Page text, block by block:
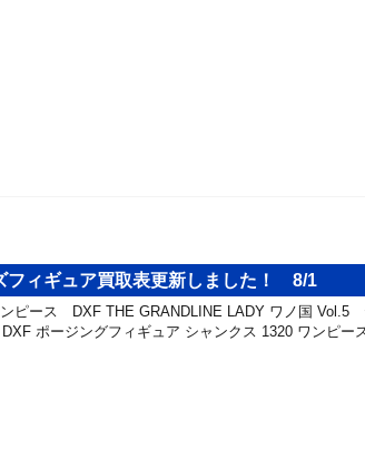
フィギュア買取表更新しました！ 8/1
ピース DXF THE GRANDLINE LADY ワノ国 Vol.5
ポージングフィギュア シャンクス 1320 ワンピー